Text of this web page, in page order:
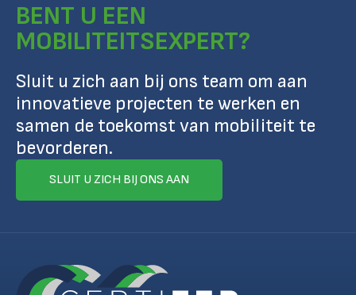
BENT U EEN
MOBILITEITSEXPERT?
Sluit u zich aan bij ons team om aan
innovatieve projecten te werken en
samen de toekomst van mobiliteit te
bevorderen.
SLUIT U ZICH BIJ ONS AAN